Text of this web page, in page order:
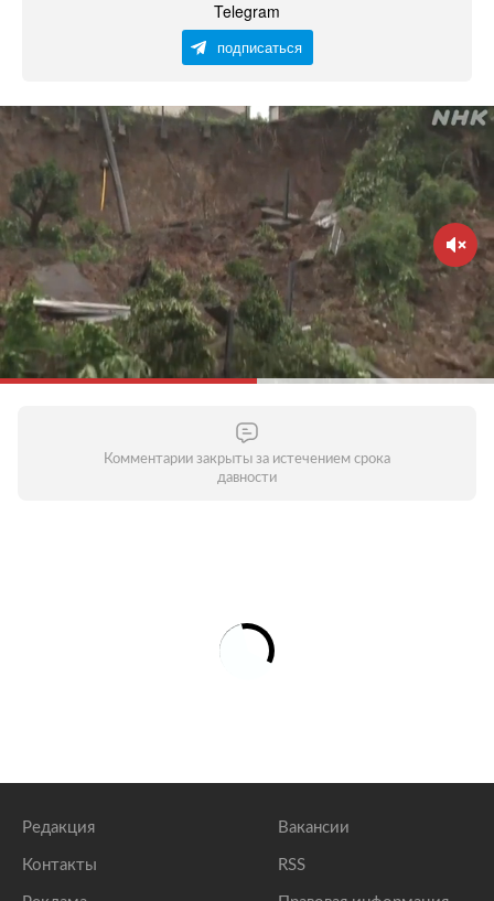
Telegram
подписаться
Комментарии закрыты за истечением срока
давности
Редакция
Контакты
Вакансии
RSS